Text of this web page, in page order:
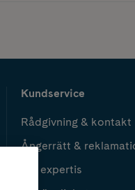
Kundservice
Rådgivning & kontakt
Ångerrätt &
Vår expertis